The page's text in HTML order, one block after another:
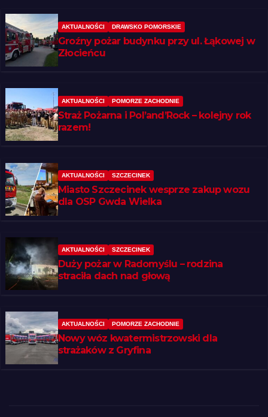
AKTUALNOŚCI DRAWSKO POMORSKIE
Groźny pożar budynku przy ul. Łąkowej w
Złocieńcu
AKTUALNOŚCI POMORZE ZACHODNIE
Straż Pożarna i Pol’and’Rock – kolejny rok
razem!
AKTUALNOŚCI SZCZECINEK
Miasto Szczecinek wesprze zakup wozu
dla OSP Gwda Wielka
AKTUALNOŚCI SZCZECINEK
Duży pożar w Radomyślu – rodzina
straciła dach nad głową
AKTUALNOŚCI POMORZE ZACHODNIE
Nowy wóz kwatermistrzowski dla
strażaków z Gryfina